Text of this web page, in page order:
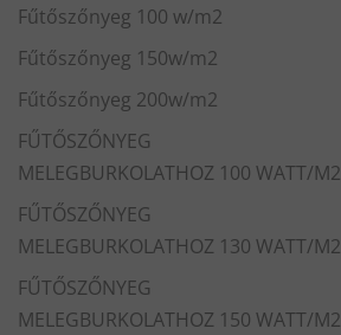
Fűtőszőnyeg 100 w/m2
Fűtőszőnyeg 150w/m2
Fűtőszőnyeg 200w/m2
FŰTŐSZŐNYEG
MELEGBURKOLATHOZ 100 WATT/M2
FŰTŐSZŐNYEG
MELEGBURKOLATHOZ 130 WATT/M2
FŰTŐSZŐNYEG
MELEGBURKOLATHOZ 150 WATT/M2